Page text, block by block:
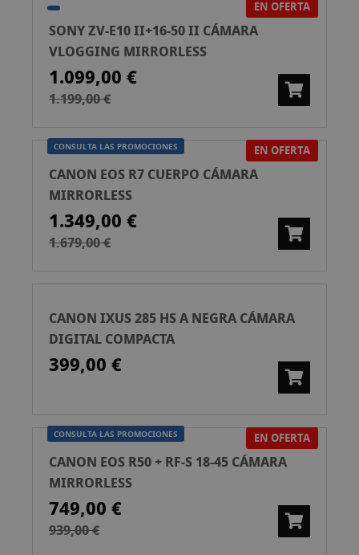
EN OFERTA
SONY ZV-E10 II+16-50 II CÁMARA
VLOGGING MIRRORLESS
1.099,00 €
1.199,00 €
CONSULTA LAS PROMOCIONES EN OFERTA
CANON EOS R7 CUERPO CÁMARA
MIRRORLESS
1.349,00 €
1.679,00 €
CANON IXUS 285 HS A NEGRA CÁMARA
DIGITAL COMPACTA
399,00 €
CONSULTA LAS PROMOCIONES EN OFERTA
CANON EOS R50 + RF-S 18-45 CÁMARA
MIRRORLESS
749,00 €
939,00 €